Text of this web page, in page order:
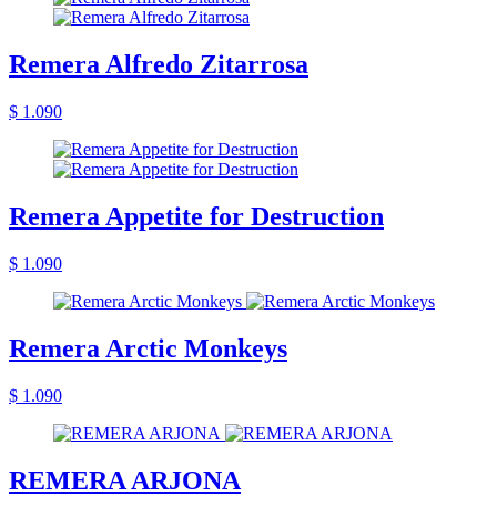
Remera Alfredo Zitarrosa
$ 1.090
Remera Appetite for Destruction
$ 1.090
Remera Arctic Monkeys
$ 1.090
REMERA ARJONA